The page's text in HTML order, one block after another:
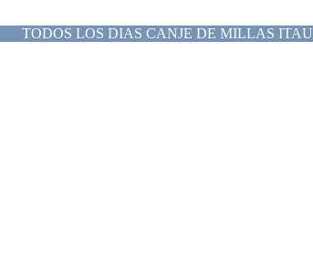
TODOS LOS DIAS CANJE DE MILLAS ITAU